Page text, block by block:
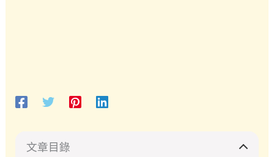
文章目錄